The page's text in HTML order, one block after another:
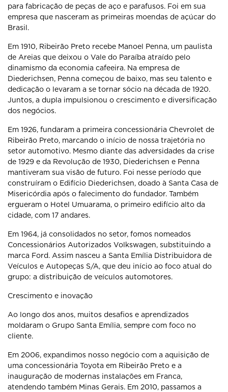
para fabricação de peças de aço e parafusos. Foi em sua
empresa que nasceram as primeiras moendas de açúcar do
Brasil.
Em 1910, Ribeirão Preto recebe Manoel Penna, um paulista
de Areias que deixou o Vale do Paraíba atraído pelo
dinamismo da economia cafeeira. Na empresa de
Diederichsen, Penna começou de baixo, mas seu talento e
dedicação o levaram a se tornar sócio na década de 1920.
Juntos, a dupla impulsionou o crescimento e diversificação
dos negócios.
Em 1926, fundaram a primeira concessionária Chevrolet de
Ribeirão Preto, marcando o início de nossa trajetória no
setor automotivo. Mesmo diante das adversidades da crise
de 1929 e da Revolução de 1930, Diederichsen e Penna
mantiveram sua visão de futuro. Foi nesse período que
construíram o Edifício Diederichsen, doado à Santa Casa de
Misericórdia após o falecimento do fundador. Também
ergueram o Hotel Umuarama, o primeiro edifício alto da
cidade, com 17 andares.
Em 1964, já consolidados no setor, fomos nomeados
Concessionários Autorizados Volkswagen, substituindo a
marca Ford. Assim nasceu a Santa Emília Distribuidora de
Veículos e Autopeças S/A, que deu início ao foco atual do
grupo: a distribuição de veículos automotores.
Crescimento e inovação
Ao longo dos anos, muitos desafios e aprendizados
moldaram o Grupo Santa Emília, sempre com foco no
cliente.
Em 2006, expandimos nosso negócio com a aquisição de
uma concessionária Toyota em Ribeirão Preto e a
inauguração de modernas instalações em Franca,
atendendo também Minas Gerais. Em 2010, passamos a